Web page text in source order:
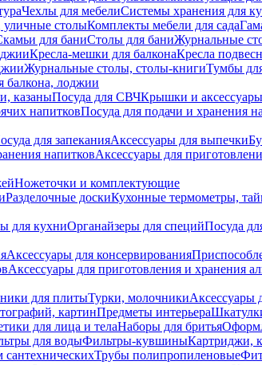
Чехлы для мебелиСистемы хранения для
уличные столыКомплекты мебели для сада
для баниСтолы для баниЖурнальные
Кресла-мешки для балконаКресла
Журнальные столы, столы-книгиТумбы
балкона, лоджии
казаныПосуда для СВЧКрышки и
напитковПосуда для подачи и хранения
для запеканияАксессуары для выпечки
напитковАксессуары для
Ножеточки и комплектующие
Разделочные доскиКухонные термометры,
для кухниОрганайзеры для специйПосуда
Аксессуары для консервирования
Аксессуары для приготовления и хранения
для плитыТурки, молочникиАксессуары
картинПредметы интерьера
для лица и телаНаборы для бритья
для водыФильтры-кувшиныКартриджи,
сантехническихТрубы полипропиленовые